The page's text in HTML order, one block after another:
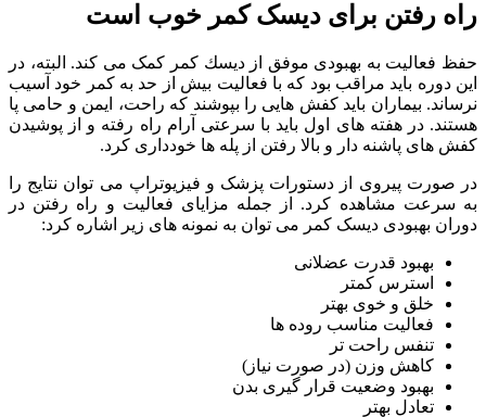
راه رفتن برای دیسک کمر خوب است
حفظ فعالیت به بهبودی موفق از ديسك کمر کمک می کند. البته، در
این دوره باید مراقب بود که با فعالیت بیش از حد به کمر خود آسیب
نرساند. بیماران باید کفش هایی را بپوشند که راحت، ایمن و حامی پا
هستند. در هفته های اول باید با سرعتی آرام راه رفته و از پوشیدن
کفش های پاشنه دار و بالا رفتن از پله ها خودداری کرد.
در صورت پیروی از دستورات پزشک و فیزیوتراپ می توان نتایج را
به سرعت مشاهده کرد. از جمله مزایای فعالیت و راه رفتن در
دوران بهبودی دیسک کمر می توان به نمونه های زیر اشاره کرد:
بهبود قدرت عضلانی
استرس کمتر
خلق و خوی بهتر
فعالیت مناسب روده ها
تنفس راحت تر
کاهش وزن (در صورت نیاز)
بهبود وضعیت قرار گیری بدن
تعادل بهتر